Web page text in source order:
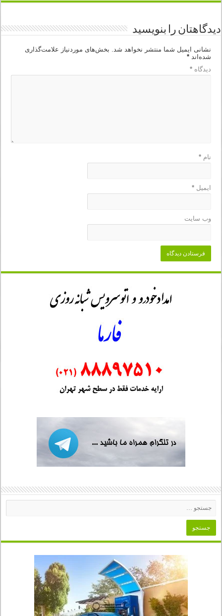
دیدگاهتان را بنویسید
نشانی ایمیل شما منتشر نخواهد شد. بخش‌های موردنیاز علامت‌گذاری
شده‌اند*
دیدگاه*
نام*
ایمیل*
وب‌ سایت